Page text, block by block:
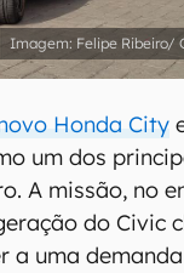
Felipe Ribeiro/
Honda City
um dos
A missão, no
do Civic
a uma